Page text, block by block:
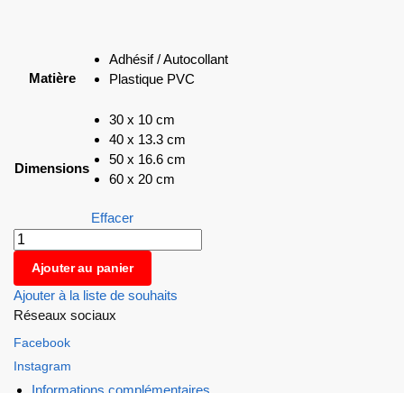
Matière
Adhésif / Autocollant
Plastique PVC
Dimensions
30 x 10 cm
40 x 13.3 cm
50 x 16.6 cm
60 x 20 cm
Effacer
Ajouter au panier
Ajouter à la liste de souhaits
Réseaux sociaux
Facebook
Instagram
Informations complémentaires